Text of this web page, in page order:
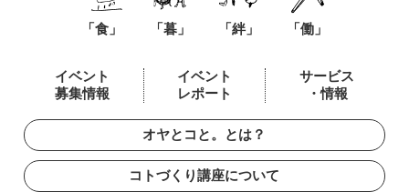
「食」 「暮」 「絆」 「働」
イベント
募集情報
イベント
レポート
サービス
・情報
オヤとコと。とは？
コトづくり講座について